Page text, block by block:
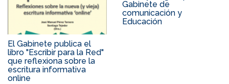
El Gabinete publica el
libro "Escribir para la Red"
que reflexiona sobre la
escritura informativa
online
Gabinete de
comunicación y
Educación